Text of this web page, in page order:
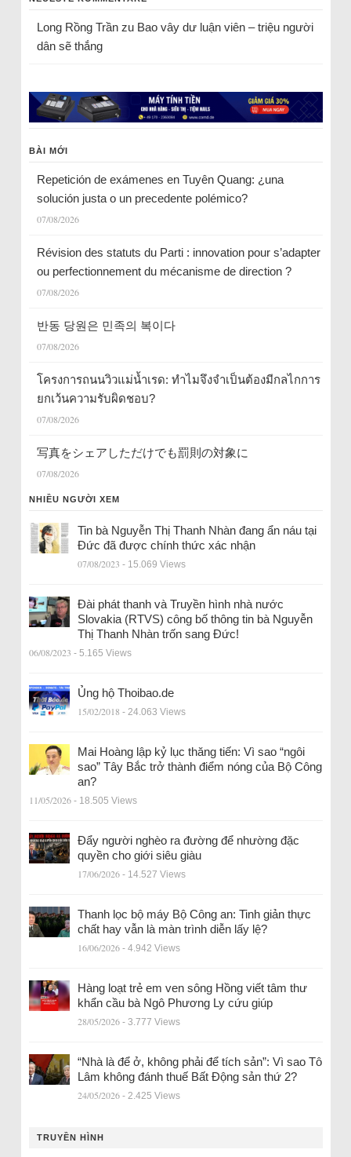
Long Rồng Trầnzu Bao vây dư luận viên – triệu người
dân sẽ thắng
BÀI MỚI
Repetición de exámenes en Tuyên Quang: ¿una
solución justa o un precedente polémico?
07/08/2026
Révision des statuts du Parti : innovation pour s’adapter
ou perfectionnement du mécanisme de direction ?
07/08/2026
반동 당원은 민족의 복이다
07/08/2026
โครงการถนนวิวแม่น้ำเรด: ทำไมจึงจำเป็นต้องมีกลไกการ
ยกเว้นความรับผิดชอบ?
07/08/2026
写真をシェアしただけでも罰則の対象に
07/08/2026
NHIỀU NGƯỜI XEM
Tin bà Nguyễn Thị Thanh Nhàn đang ẩn náu tại
Đức đã được chính thức xác nhận
07/08/2023 - 15.069 Views
Đài phát thanh và Truyền hình nhà nước
Slovakia (RTVS) công bố thông tin bà Nguyễn
Thị Thanh Nhàn trốn sang Đức!
06/08/2023 - 5.165 Views
Ủng hộ Thoibao.de
15/02/2018 - 24.063 Views
Mai Hoàng lập kỷ lục thăng tiến: Vì sao “ngôi
sao” Tây Bắc trở thành điểm nóng của Bộ Công
an?
11/05/2026 - 18.505 Views
Đẩy người nghèo ra đường để nhường đặc
quyền cho giới siêu giàu
17/06/2026 - 14.527 Views
Thanh lọc bộ máy Bộ Công an: Tinh giản thực
chất hay vẫn là màn trình diễn lấy lệ?
16/06/2026 - 4.942 Views
Hàng loạt trẻ em ven sông Hồng viết tâm thư
khẩn cầu bà Ngô Phương Ly cứu giúp
28/05/2026 - 3.777 Views
“Nhà là để ở, không phải để tích sản”: Vì sao Tô
Lâm không đánh thuế Bất Động sản thứ 2?
24/05/2026 - 2.425 Views
TRUYỀN HÌNH